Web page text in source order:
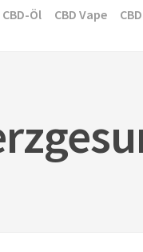
CBD-Öl CBD Vape